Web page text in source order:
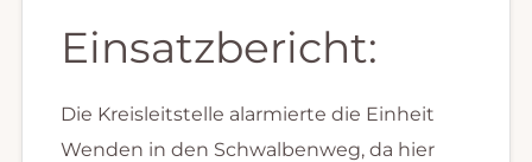
Einsatzbericht:
Die Kreisleitstelle alarmierte die Einheit
Wenden in den Schwalbenweg, da hier